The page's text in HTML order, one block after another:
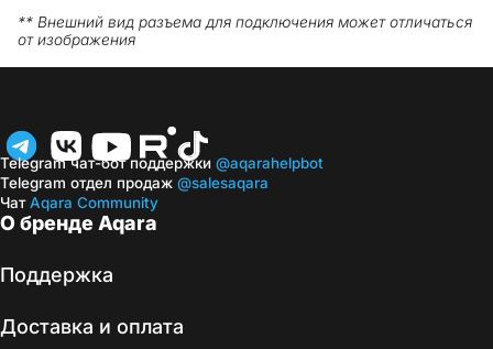
** Внешний вид разъема для подключения может отличаться
от изображения
О бренде Aqara
Поддержка
Доставка и оплата
Telegram чат-бот поддержки @aqarahelpbot
Telegram отдел продаж @salesaqara
ЧатAqara Community